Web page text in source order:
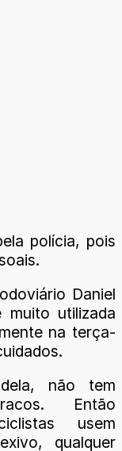
polícia, pois
Daniel
utilizada
na terça-
não tem
Então
usem
qualquer